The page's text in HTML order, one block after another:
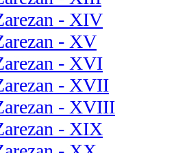
- XIV
- XV
- XVI
- XVII
- XVIII
- XIX